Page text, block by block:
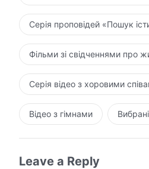
Серія проповідей «Пошук
Фільми зі свідченнями про
Серія відео з хоровими
Відео з гімнами
Leave a Reply